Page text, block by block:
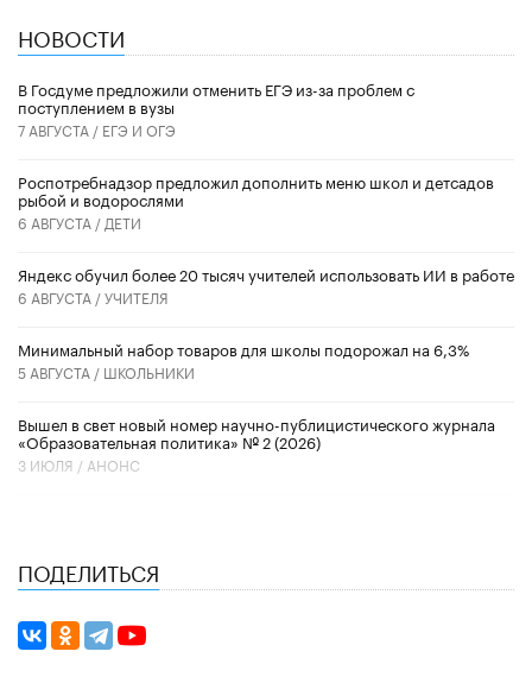
НОВОСТИ
В Госдуме предложили отменить ЕГЭ из-за проблем с
поступлением в вузы
7 АВГУСТА / ЕГЭ И ОГЭ
Роспотребнадзор предложил дополнить меню школ и детсадов
рыбой и водорослями
6 АВГУСТА / ДЕТИ
​Яндекс обучил более 20 тысяч учителей использовать ИИ в работе
6 АВГУСТА /УЧИТЕЛЯ
Минимальный набор товаров для школы подорожал на 6,3%
5 АВГУСТА / ШКОЛЬНИКИ
Вышел в свет новый номер научно-публицистического журнала
«Образовательная политика» № 2 (2026)
3 ИЮЛЯ / АНОНС
ПОДЕЛИТЬСЯ